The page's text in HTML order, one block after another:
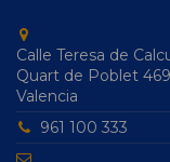
Calle Teresa de
Quart de Poblet
Valencia
961 100 333